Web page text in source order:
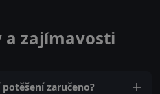
a zajímavosti
zaručeno?